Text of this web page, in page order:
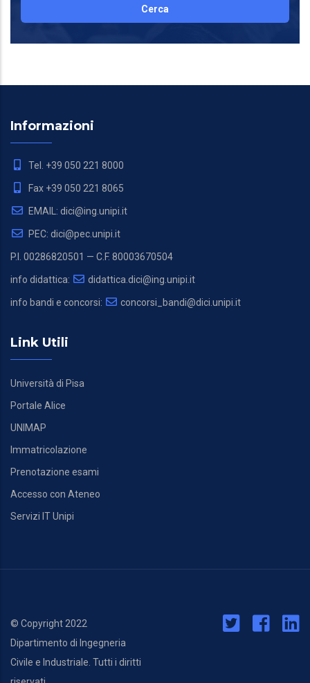
Informazioni
Tel. +39 050 221 8000
Fax +39 050 221 8065
EMAIL: dici@ing.unipi.it
PEC: dici@pec.unipi.it
P.I. 00286820501 — C.F. 80003670504
info didattica: didattica.dici@ing.unipi.it
info bandi e concorsi: concorsi_bandi@dici.unipi.it
Link Utili
Università di Pisa
Portale Alice
UNIMAP
Immatricolazione
Prenotazione esami
Accesso con Ateneo
Servizi IT Unipi
© Copyright 2022
Dipartimento di Ingegneria
Civile e Industriale. Tutti i diritti